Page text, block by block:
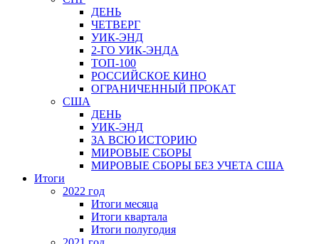
ДЕНЬ
ЧЕТВЕРГ
УИК-ЭНД
2-ГО УИК-ЭНДА
ТОП-100
РОССИЙСКОЕ КИНО
ОГРАНИЧЕННЫЙ ПРОКАТ
США
ДЕНЬ
УИК-ЭНД
ЗА ВСЮ ИСТОРИЮ
МИРОВЫЕ СБОРЫ
МИРОВЫЕ СБОРЫ БЕЗ УЧЕТА США
Итоги
2022 год
Итоги месяца
Итоги квартала
Итоги полугодия